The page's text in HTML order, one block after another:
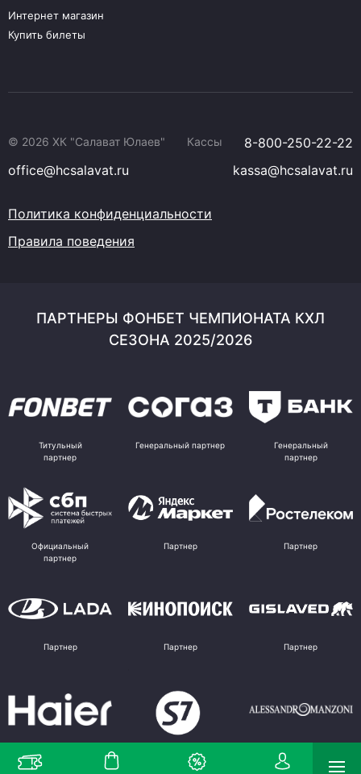
Интернет магазин
Купить билеты
© 2026 ХК "Салават Юлаев" Кассы
8-800-250-22-22
office@hcsalavat.ru
kassa@hcsalavat.ru
Политика конфиденциальности
Правила поведения
ПАРТНЕРЫ ФОНБЕТ ЧЕМПИОНАТА КХЛ
СЕЗОНА 2025/2026
Титульный
партнер
Генеральный партнер
Генеральный
партнер
Официальный
партнер
Партнер Партнер
Партнер Партнер Партнер